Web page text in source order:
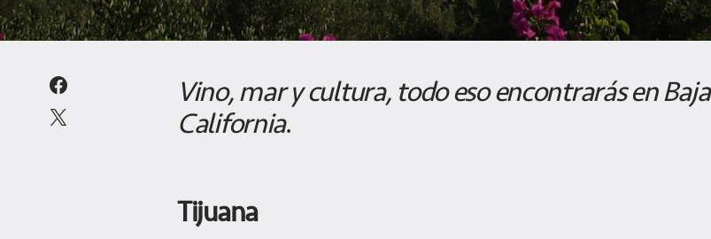
Vino, mar y cultura, todo eso encontrarás en Baja
California.
Tijuana